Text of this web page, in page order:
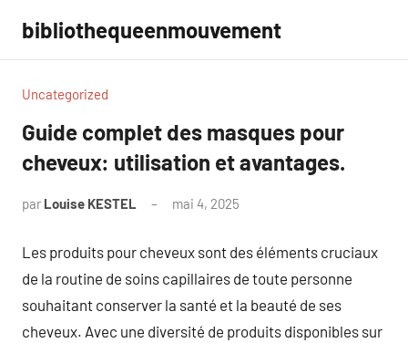
contenu
bibliothequeenmouvement
Uncategorized
Guide complet des masques pour
cheveux: utilisation et avantages.
par Louise KESTEL mai 4, 2025
Les produits pour cheveux sont des éléments cruciaux
de la routine de soins capillaires de toute personne
souhaitant conserver la santé et la beauté de ses
cheveux. Avec une diversité de produits disponibles sur